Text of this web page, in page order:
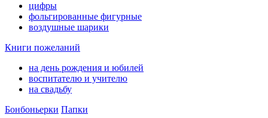
цифры
фольгированные фигурные
воздушные шарики
Книги пожеланий
на день рождения и юбилей
воспитателю и учителю
на свадьбу
Бонбоньерки Папки